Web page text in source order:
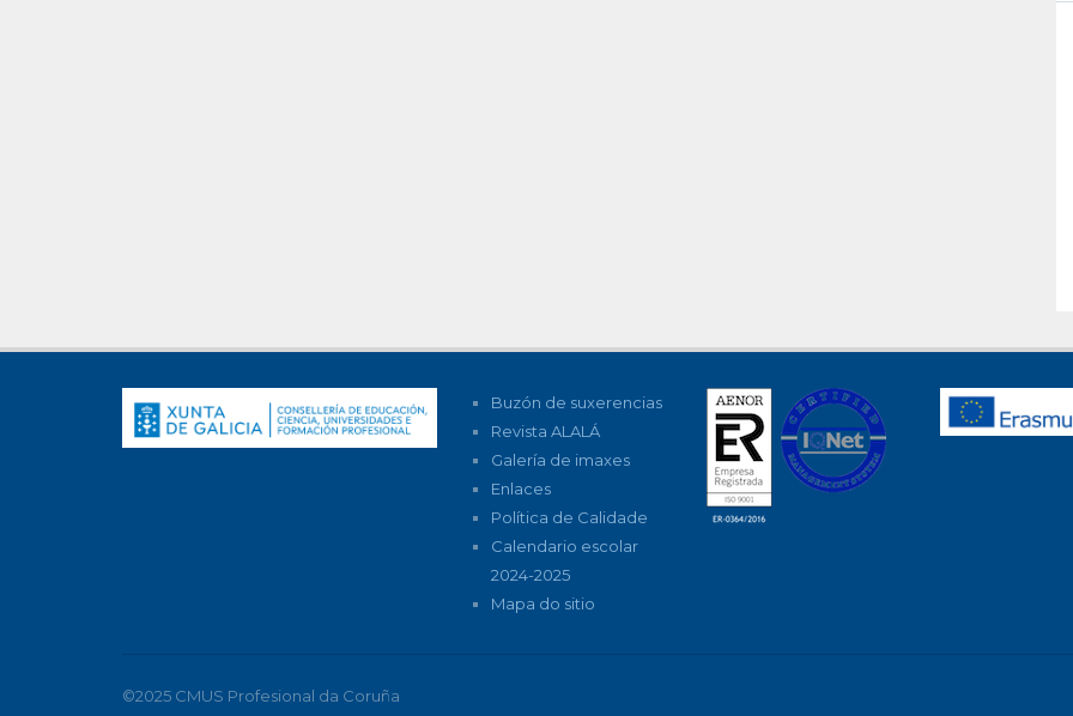
Buzón de suxerencias
Revista ALALÁ
Galería de imaxes
Enlaces
Política de Calidade
Calendario escolar
2024-2025
Mapa do sitio
©2025 CMUS Profesional da Coruña